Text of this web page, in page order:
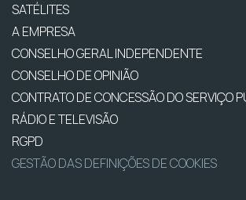
SATÉLITES
A EMPRESA
CONSELHO GERAL INDEPENDENTE
CONSELHO DE OPINIÃO
CONTRATO DE CONCESSÃO DO SERVIÇO
RÁDIO E TELEVISÃO
RGPD
GESTÃO DAS DEFINIÇÕES DE COOKIES